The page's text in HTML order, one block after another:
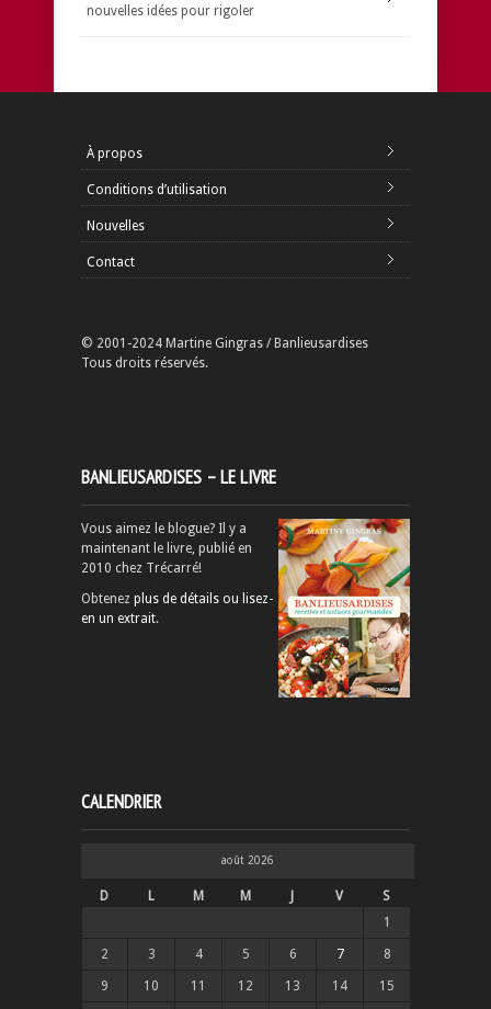
nouvelles idées pour rigoler
À propos
Conditions d’utilisation
Nouvelles
Contact
© 2001-2024 Martine Gingras / Banlieusardises
Tous droits réservés.
BANLIEUSARDISES – LE LIVRE
Vous aimez le blogue? Il y a
maintenant le livre, publié en
2010 chez Trécarré!
Obtenez plus de détails ou lisez-
en un extrait.
CALENDRIER
août 2026
D L M M J V
S
1
2 3 4 5 6 7 8
9 10 11 12 13 14 15